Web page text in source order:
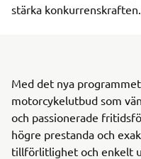
stärka konkurrenskraften.
Med det nya
motorcykelutbud som
och passionerade
högre prestanda och
tillförlitlighet och enkelt